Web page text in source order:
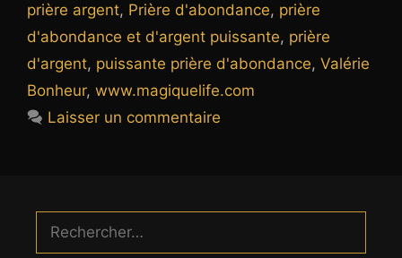
prière argent, Prière d'abondance, prière
d'abondance et d'argent puissante, prière
d'argent, puissante prière d'abondance, Valérie
Bonheur, www.magiquelife.com
Laisser un commentaire
Rechercher :